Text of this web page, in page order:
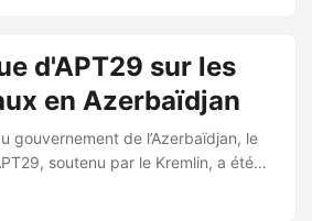
a dû isoler le virus de type
plusieurs de ses services, y
et les programmes de
mesure drastique visait à contenir
les autres systèmes. ...
d'APT29 sur les
en Azerbaïdjan
gouvernement de l’Azerbaïdjan, le
soutenu par le Kremlin, a été
d’une cyberattaque sur des